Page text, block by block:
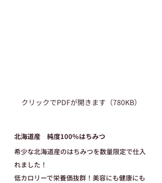
クリックでPDFが開きます（780KB）
北海道産　純度100%はちみつ
希少な北海道産のはちみつを数量限定で仕入
れました！
低カロリーで栄養価抜群！美容にも健康にも